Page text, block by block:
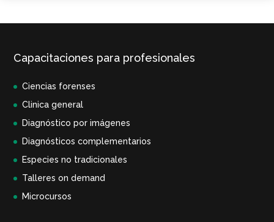
Capacitaciones para profesionales
Ciencias forenses
Clinica general
Diagnóstico por imágenes
Diagnósticos complementarios
Especies no tradicionales
Talleres on demand
Microcursos